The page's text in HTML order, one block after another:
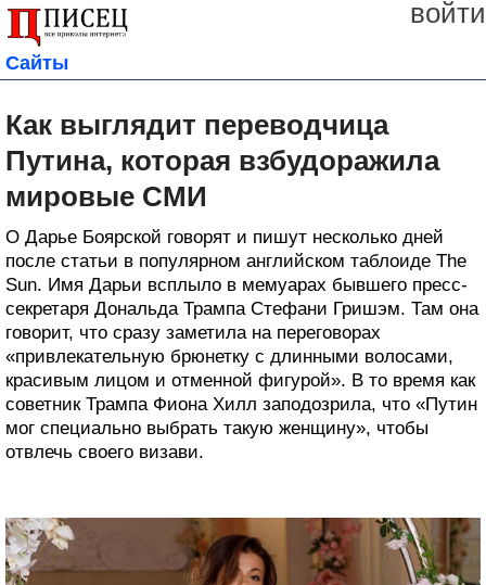
войти
Сайты
Как выглядит переводчица
Путина, которая взбудоражила
мировые СМИ
О Дарье Боярской говорят и пишут несколько дней
после статьи в популярном английском таблоиде The
Sun. Имя Дарьи всплыло в мемуарах бывшего пресс-
секретаря Дональда Трампа Стефани Гришэм. Там она
говорит, что сразу заметила на переговорах
«привлекательную брюнетку с длинными волосами,
красивым лицом и отменной фигурой». В то время как
советник Трампа Фиона Хилл заподозрила, что «Путин
мог специально выбрать такую женщину», чтобы
отвлечь своего визави.